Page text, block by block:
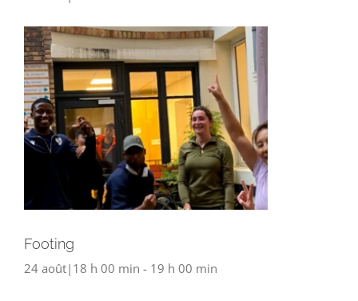
Footing
24 août|18 h 00 min - 19 h 00 min